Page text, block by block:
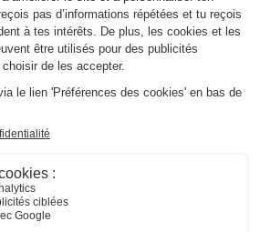
Réservez l'esprit tranquille avec
l'Annulation Gratuite !
Réservez sereinement votre prochain séjour
grâce à l'annulation gratuite jusqu'à J-30 sur
l'ensemble des séjours (1).
Nouveau : Paiement en 4 fois !
Réservez dès maintenant, payez en 4 fois
avec Alma et partez en toute tranquillité.